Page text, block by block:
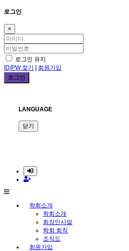
로그인
×
로그인 유지
ID/PW 찾기
회원가입
LANGUAGE
닫기
학회소개
학회소개
회장인사말
학회 회칙
조직도
회원가입